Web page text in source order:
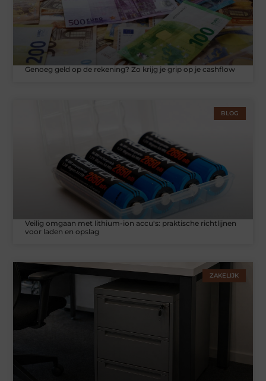
Genoeg geld op de rekening? Zo krijg je grip op je cashflow
BLOG
Veilig omgaan met lithium-ion accu's: praktische richtlijnen
voor laden en opslag
ZAKELIJK